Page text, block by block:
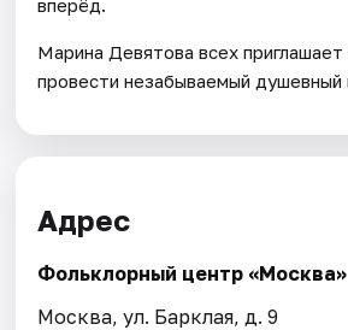
вперёд.
Марина Девятова всех приглашает
провести незабываемый душевный
Адрес
Фольклорный центр «Москва»
Москва, ул. Барклая, д. 9